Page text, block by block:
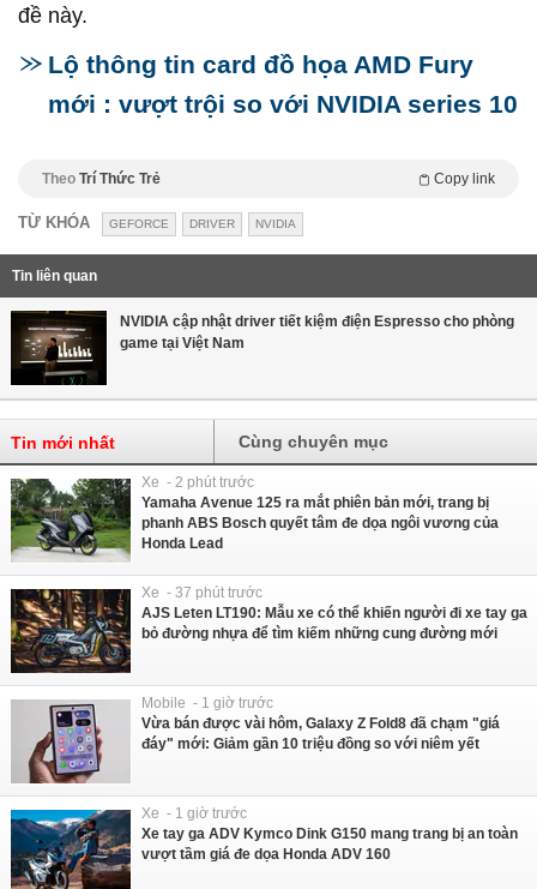
đề này.
Lộ thông tin card đồ họa AMD Fury
mới : vượt trội so với NVIDIA series 10
Theo Trí Thức Trẻ Copy link
TỪ KHÓA GEFORCE DRIVER NVIDIA
Tin liên quan
NVIDIA cập nhật driver tiết kiệm điện Espresso cho phòng
game tại Việt Nam
Tin mới nhất Cùng chuyên mục
Xe - 2 phút trước
Yamaha Avenue 125 ra mắt phiên bản mới, trang bị
phanh ABS Bosch quyết tâm đe dọa ngôi vương của
Honda Lead
Xe - 37 phút trước
AJS Leten LT190: Mẫu xe có thể khiến người đi xe tay ga
bỏ đường nhựa để tìm kiếm những cung đường mới
Mobile - 1 giờ trước
Vừa bán được vài hôm, Galaxy Z Fold8 đã chạm "giá
đáy" mới: Giảm gần 10 triệu đồng so với niêm yết
Xe - 1 giờ trước
Xe tay ga ADV Kymco Dink G150 mang trang bị an toàn
vượt tầm giá đe dọa Honda ADV 160